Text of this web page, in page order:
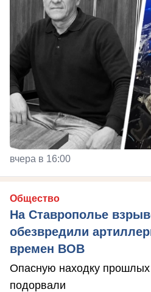
вчера в 16:00
Общество
На Ставрополье
обезвредили
времен ВОВ
Опасную находку прошлых
подорвали